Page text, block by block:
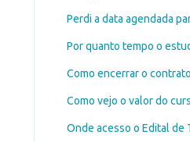
Perdi a data agendada
Por quanto tempo o
Como encerrar o contrato
Como vejo o valor do
Onde acesso o Edital de